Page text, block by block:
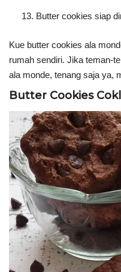
Butter cookies siap
Kue butter cookies ala
rumah sendiri. Jika teman-
ala monde, tenang saja ya,
Butter Cookies